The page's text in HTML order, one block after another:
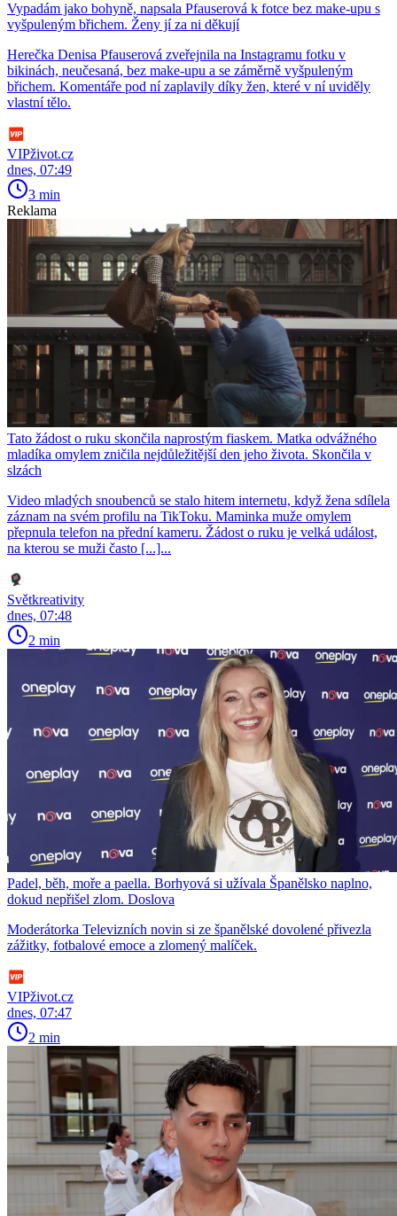
Vypadám jako bohyně, napsala Pfauserová k fotce bez make-upu s
vyšpuleným břichem. Ženy jí za ni děkují
Herečka Denisa Pfauserová zveřejnila na Instagramu fotku v
bikinách, neučesaná, bez make-upu a se záměrně vyšpuleným
břichem. Komentáře pod ní zaplavily díky žen, které v ní uviděly
vlastní tělo.
VIPživot.cz
dnes, 07:49
3 min
Reklama
Tato žádost o ruku skončila naprostým fiaskem. Matka odvážného
mladíka omylem zničila nejdůležitější den jeho života. Skončila v
slzách
Video mladých snoubenců se stalo hitem internetu, když žena sdílela
záznam na svém profilu na TikToku. Maminka muže omylem
přepnula telefon na přední kameru. Žádost o ruku je velká událost,
na kterou se muži často [...]...
Světkreativity
dnes, 07:48
2 min
Padel, běh, moře a paella. Borhyová si užívala Španělsko naplno,
dokud nepřišel zlom. Doslova
Moderátorka Televizních novin si ze španělské dovolené přivezla
zážitky, fotbalové emoce a zlomený malíček.
VIPživot.cz
dnes, 07:47
2 min